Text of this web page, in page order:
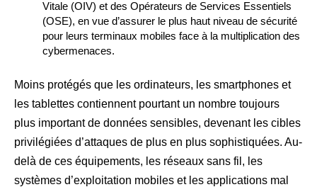
Vitale (OIV) et des Opérateurs de Services Essentiels
(OSE), en vue d’assurer le plus haut niveau de sécurité
pour leurs terminaux mobiles face à la multiplication des
cybermenaces.
Moins protégés que les ordinateurs, les smartphones et
les tablettes contiennent pourtant un nombre toujours
plus important de données sensibles, devenant les cibles
privilégiées d’attaques de plus en plus sophistiquées. Au-
delà de ces équipements, les réseaux sans fil, les
systèmes d’exploitation mobiles et les applications mal